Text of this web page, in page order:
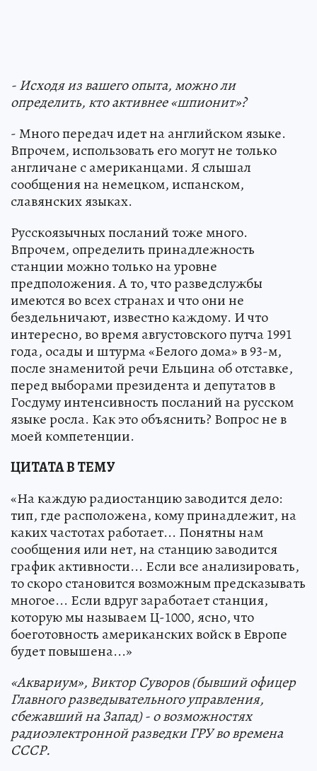
- Исходя из вашего опыта, можно ли
определить, кто активнее «шпионит»?
- Много передач идет на английском языке.
Впрочем, использовать его могут не только
англичане с американцами. Я слышал
сообщения на немецком, испанском,
славянских языках.
Русскоязычных посланий тоже много.
Впрочем, определить принадлежность
станции можно только на уровне
предположения. А то, что разведслужбы
имеются во всех странах и что они не
бездельничают, известно каждому. И что
интересно, во время августовского путча 1991
года, осады и штурма «Белого дома» в 93-м,
после знаменитой речи Ельцина об отставке,
перед выборами президента и депутатов в
Госдуму интенсивность посланий на русском
языке росла. Как это объяснить? Вопрос не в
моей компетенции.
ЦИТАТА В ТЕМУ
«На каждую радиостанцию заводится дело:
тип, где расположена, кому принадлежит, на
каких частотах работает... Понятны нам
сообщения или нет, на станцию заводится
график активности... Если все анализировать,
то скоро становится возможным предсказывать
многое... Если вдруг заработает станция,
которую мы называем Ц-1000, ясно, что
боеготовность американских войск в Европе
будет повышена...»
«Аквариум», Виктор Суворов (бывший офицер
Главного разведывательного управления,
сбежавший на Запад) - о возможностях
радиоэлектронной разведки ГРУ во времена
СССР.